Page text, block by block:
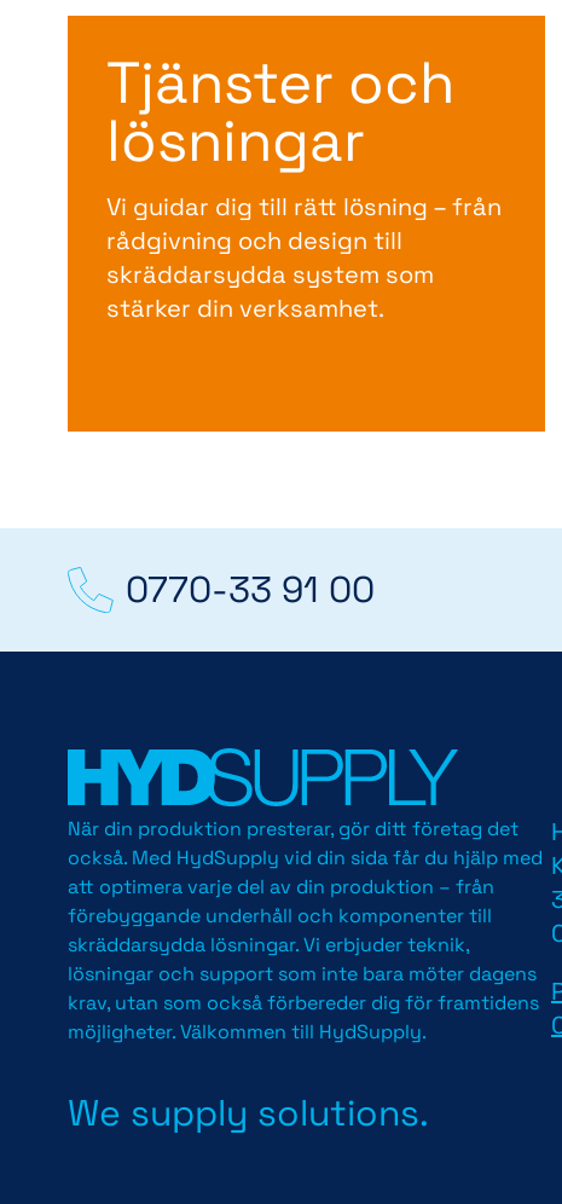
Tjänster och
lösningar
Vi guidar dig till rätt lösning – från
rådgivning och design till
skräddarsydda system som
stärker din verksamhet.
0770-33 91 00
När din produktion presterar, gör ditt företag det
också. Med HydSupply vid din sida får du hjälp med
att optimera varje del av din produktion – från
förebyggande underhåll och komponenter till
skräddarsydda lösningar. Vi erbjuder teknik,
lösningar och support som inte bara möter dagens
krav, utan som också förbereder dig för framtidens
möjligheter. Välkommen till HydSupply.
We supply solutions.